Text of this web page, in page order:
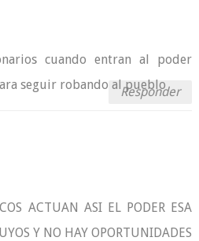
cuando entran al poder
seguir robando al pueblo
Responder
ACTUAN ASI EL PODER ESA
Y NO HAY OPORTUNIDADES